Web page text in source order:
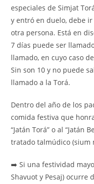
especiales de Simjat
y entró en duelo, debe
otra persona. Está en
7 días puede ser
llamado, en cuyo caso
Sin son 10 y no puede
llamado a la Torá.
Dentro del año de los
comida festiva que
“Jatán Torá” o al “Jatán
tratado talmúdico (sium
➡️ Si una festividad
Shavuot y Pesaj) ocurre